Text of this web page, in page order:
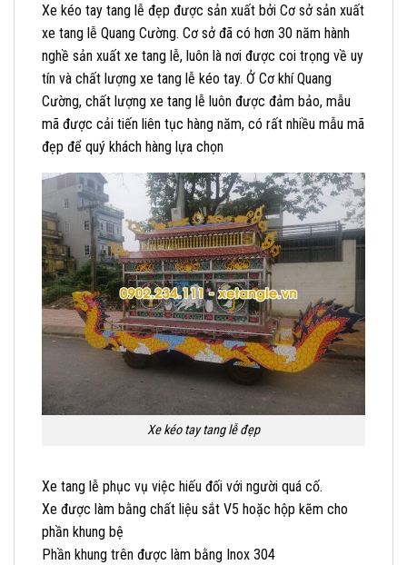
Xe kéo tay tang lễ đẹp được sản xuất bởi Cơ sở sản xuất
xe tang lễ Quang Cường. Cơ sở đã có hơn 30 năm hành
nghề sản xuất xe tang lễ, luôn là nơi được coi trọng về uy
tín và chất lượng xe tang lễ kéo tay. Ở Cơ khí Quang
Cường, chất lượng xe tang lễ luôn được đảm bảo, mẫu
mã được cải tiến liên tục hàng năm, có rất nhiều mẫu mã
đẹp để quý khách hàng lựa chọn
Xe kéo tay tang lễ đẹp
Xe tang lễ phục vụ việc hiếu đối với người quá cố.
Xe được làm bằng chất liệu sắt V5 hoặc hộp kẽm cho
phần khung bệ
Phần khung trên được làm bằng Inox 304